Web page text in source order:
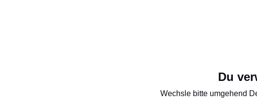
Du
Wechsle bitte umgehend